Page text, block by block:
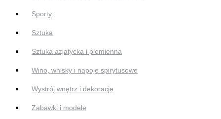
Sporty
Sztuka
Sztuka azjatycka i plemienna
Wino, whisky i napoje spirytusowe
Wystrój wnętrz i dekoracje
Zabawki i modele